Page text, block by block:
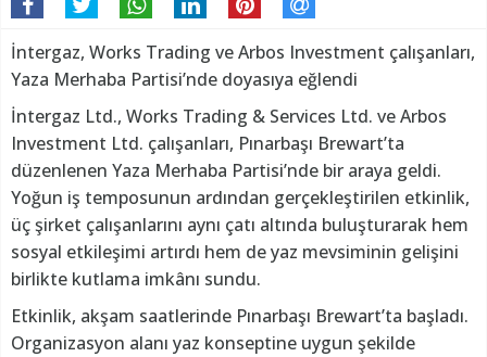
İntergaz, Works Trading ve Arbos Investment çalışanları,
Yaza Merhaba Partisi’nde doyasıya eğlendi
İntergaz Ltd., Works Trading & Services Ltd. ve Arbos
Investment Ltd. çalışanları, Pınarbaşı Brewart’ta
düzenlenen Yaza Merhaba Partisi’nde bir araya geldi.
Yoğun iş temposunun ardından gerçekleştirilen etkinlik,
üç şirket çalışanlarını aynı çatı altında buluşturarak hem
sosyal etkileşimi artırdı hem de yaz mevsiminin gelişini
birlikte kutlama imkânı sundu.
Etkinlik, akşam saatlerinde Pınarbaşı Brewart’ta başladı.
Organizasyon alanı yaz konseptine uygun şekilde